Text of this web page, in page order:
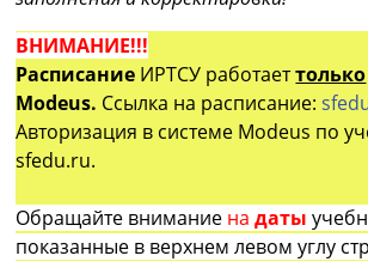
ВНИМАНИЕ!!!
Расписание ИРТСУ работаеттолько
Modeus. Ссылка на расписание:
Авторизация в системе Modeus по
sfedu.ru.
Обращайте внимание на даты
показанные в верхнем левом углу